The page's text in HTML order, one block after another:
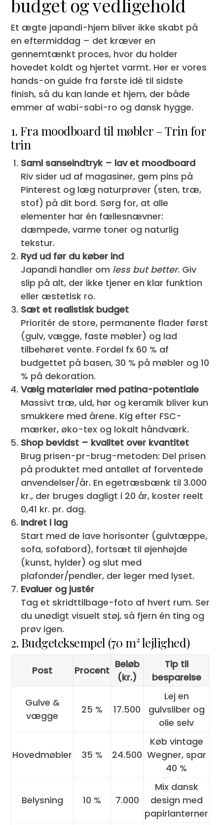
budget og vedligehold
Et ægte japandi-hjem bliver ikke skabt på
en eftermiddag – det kræver en
gennemtænkt proces, hvor du holder
hovedet koldt og hjertet varmt. Her er vores
hands-on guide fra første idé til sidste
finish, så du kan lande et hjem, der både
emmer af wabi-sabi-ro og dansk hygge.
1. Fra moodboard til møbler – Trin for
trin
Saml sanseindtryk – lav et moodboard
Riv sider ud af magasiner, gem pins på
Pinterest og læg naturprøver (sten, træ,
stof) på dit bord. Sørg for, at alle
elementer har én fællesnævner:
dæmpede, varme toner og naturlig
tekstur.
Ryd ud før du køber ind
Japandi handler om less but better. Giv
slip på alt, der ikke tjener en klar funktion
eller æstetisk ro.
Sæt et realistisk budget
Prioritér de store, permanente flader først
(gulv, vægge, faste møbler) og lad
tilbehøret vente. Fordel fx 60 % af
budgettet på basen, 30 % på møbler og 10
% på dekoration.
Vælg materialer med patina-potentiale
Massivt træ, uld, hør og keramik bliver kun
smukkere med årene. Kig efter FSC-
mærker, øko-tex og lokalt håndværk.
Shop bevidst – kvalitet over kvantitet
Brug prisen-pr-brug-metoden: Del prisen
på produktet med antallet af forventede
anvendelser/år. En egetræsbænk til 3.000
kr., der bruges dagligt i 20 år, koster reelt
0,41 kr. pr. dag.
Indret i lag
Start med de lave horisonter (gulvtæppe,
sofa, sofabord), fortsæt til øjenhøjde
(kunst, hylder) og slut med
plafonder/pendler, der leger med lyset.
Evaluer og justér
Tag et skridttilbage-foto af hvert rum. Ser
du unødigt visuelt støj, så fjern én ting og
prøv igen.
2. Budgeteksempel (70 m² lejlighed)
Post Procent
Beløb
(kr.)
Tip til
besparelse
Gulve &
vægge
25 % 17.500
Lej en
gulvsliber og
olie selv
Hovedmøbler 35 % 24.500
Køb vintage
Wegner, spar
40 %
Belysning 10 % 7.000
Mix dansk
design med
papirlanterner